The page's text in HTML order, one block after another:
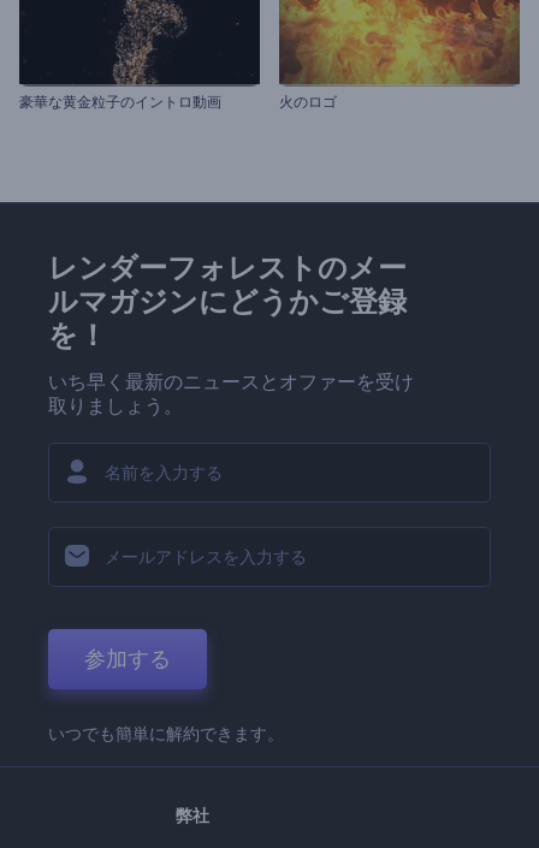
豪華な黄金粒子のイントロ動画 火のロゴ
レンダーフォレストのメー
ルマガジンにどうかご登録
を！
いち早く最新のニュースとオファーを受け
取りましょう。
参加する
いつでも簡単に解約できます。
弊社